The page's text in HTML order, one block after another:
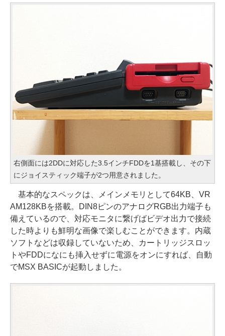
右側面には2DDに対応した3.5インチFDDを1基搭載し、その下
にジョイスティック端子が2つ用意されました。
基本的なスペックは、メインメモリとして64KB、VR
AM128KBを搭載。DIN8ピンのアナログRGB出力端子も
備えているので、対応モニタに繋げばビデオ出力で接続
した時よりも鮮明な画像で楽しむことができます。内蔵
ソフトなどは収録していないため、カートリッジスロッ
トやFDDになにも挿入せずに電源をオンにすれば、自動
でMSX BASICが起動しました。